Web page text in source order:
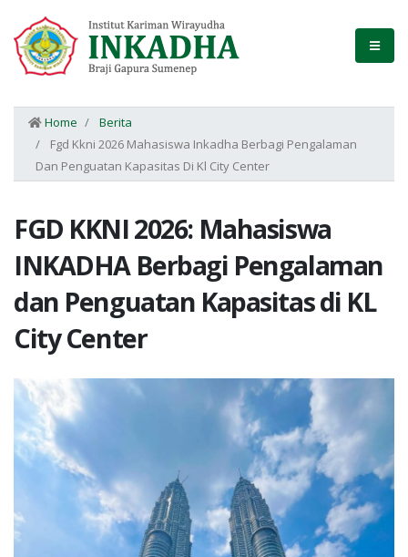
Home
Berita
Fgd Kkni 2026 Mahasiswa Inkadha Berbagi Pengalaman
Dan Penguatan Kapasitas Di Kl City Center
FGD KKNI 2026: Mahasiswa
INKADHA Berbagi Pengalaman
dan Penguatan Kapasitas di KL
City Center